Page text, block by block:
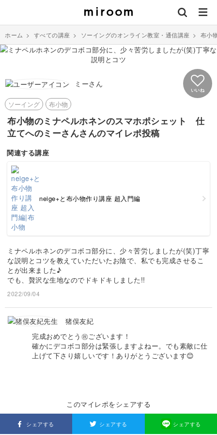
ホーム > すべての講座 > ソーイングのオンライン教室・通信講座 > 布小
ミーさん
いいね
ソーイング 布小物
布小物のミナペルホネンのスマホポシェット 仕
立てへのミーさんさんのマイレポ投稿
関連する講座
neige+と布小物作り講座 超入門編
ミナペルホネンのデコボコ部分に、少々苦労しましたが(笑)丁寧
な説明とコツを教えていただいたお陰で、私でも完成させるこ
とが出来ました♪
でも、贅沢な生地なのでドキドキしました!!
2022/09/04
猪俣友紀
完成おめでとう㊗️ございます！
確かにデコボコ部分は緊張しますよねー。でも素敵に仕
上げて下さり嬉しいです！ありがとうございます😊
このマイレポをシェアする
シェアする シェアする シェアする